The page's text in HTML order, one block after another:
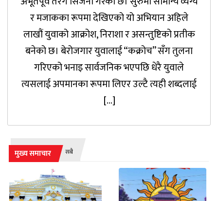
र मजाकका रूपमा देखिएको यो अभियान अहिले
लाखौं युवाको आक्रोश, निराशा र असन्तुष्टिको प्रतीक
बनेको छ। बेरोजगार युवालाई “कक्रोच” सँग तुलना
गरिएको भनाइ सार्वजनिक भएपछि धेरै युवाले
त्यसलाई अपमानका रूपमा लिएर उल्टै त्यही शब्दलाई
[…]
मुख्य समाचार सबै